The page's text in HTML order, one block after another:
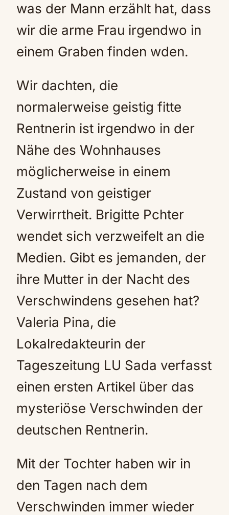
was der Mann erzählt hat, dass
wir die arme Frau irgendwo in
einem Graben finden wden.
Wir dachten, die
normalerweise geistig fitte
Rentnerin ist irgendwo in der
Nähe des Wohnhauses
möglicherweise in einem
Zustand von geistiger
Verwirrtheit. Brigitte Pchter
wendet sich verzweifelt an die
Medien. Gibt es jemanden, der
ihre Mutter in der Nacht des
Verschwindens gesehen hat?
Valeria Pina, die
Lokalredakteurin der
Tageszeitung LU Sada verfasst
einen ersten Artikel über das
mysteriöse Verschwinden der
deutschen Rentnerin.
Mit der Tochter haben wir in
den Tagen nach dem
Verschwinden immer wieder